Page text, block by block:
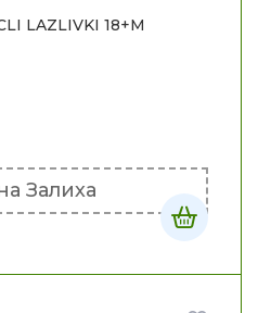
LAZLIVKI 18+M
Залиха